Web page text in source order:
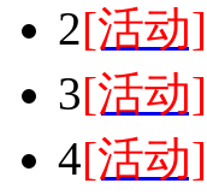
2[活动]
3[活动]
4[活动]